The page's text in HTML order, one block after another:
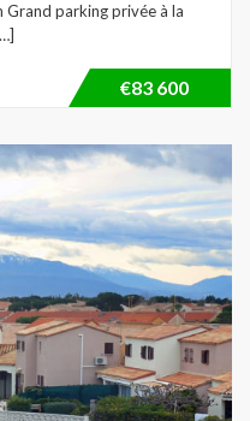
Grand parking privée à la
€83 600